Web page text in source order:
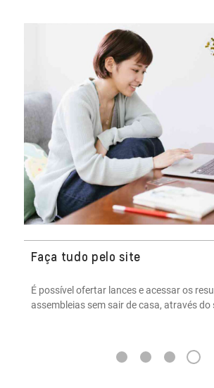
Faça tudo pelo site
É possível ofertar lances e acessar os
assembleias sem sair de casa, através do
1 2 3 4